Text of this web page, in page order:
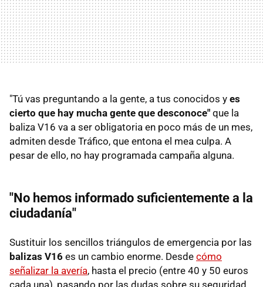
"Tú vas preguntando a la gente, a tus conocidos y es
cierto que hay mucha gente que desconoce" que la
baliza V16 va a ser obligatoria en poco más de un mes,
admiten desde Tráfico, que entona el mea culpa. A
pesar de ello, no hay programada campaña alguna.
"No hemos informado suficientemente a la
ciudadanía"
Sustituir los sencillos triángulos de emergencia por las
balizas V16 es un cambio enorme. Desde cómo
señalizar la avería, hasta el precio (entre 40 y 50 euros